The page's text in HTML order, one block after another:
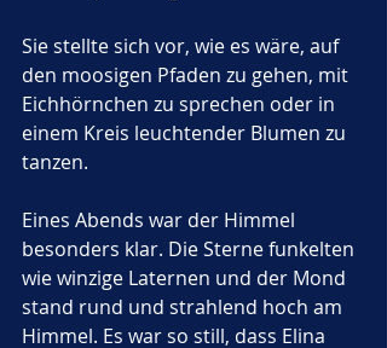
Sie stellte sich vor, wie es wäre, auf
den moosigen Pfaden zu gehen, mit
Eichhörnchen zu sprechen oder in
einem Kreis leuchtender Blumen zu
tanzen.
Eines Abends war der Himmel
besonders klar. Die Sterne funkelten
wie winzige Laternen und der Mond
stand rund und strahlend hoch am
Himmel. Es war so still, dass Elina